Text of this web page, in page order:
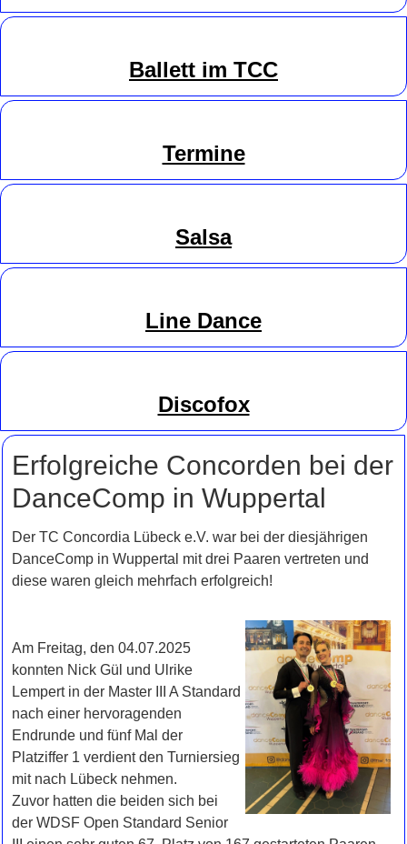
Ballett im TCC
Termine
Salsa
Line Dance
Discofox
Erfolgreiche Concorden bei der
DanceComp in Wuppertal
Der TC Concordia Lübeck e.V. war bei der diesjährigen
DanceComp in Wuppertal mit drei Paaren vertreten und
diese waren gleich mehrfach erfolgreich!
Am Freitag, den 04.07.2025
konnten Nick Gül und Ulrike
Lempert in der Master III A Standard
nach einer hervoragenden
Endrunde und fünf Mal der
Platziffer 1 verdient den Turniersieg
mit nach Lübeck nehmen.
Zuvor hatten die beiden sich bei
der WDSF Open Standard Senior